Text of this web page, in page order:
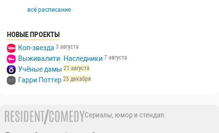
всё расписание
НОВЫЕ ПРОЕКТЫ
Коп-звезда 3 августа
Выживалити. Наследники 7 августа
Учёные дамы 21 августа
Гарри Поттер 25 декабря
Сериалы, юмор и стендап.